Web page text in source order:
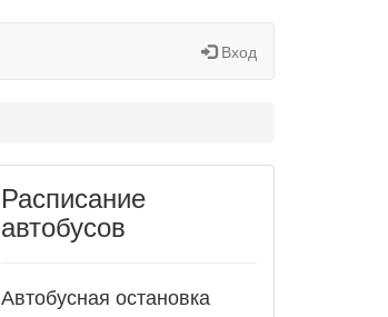
Вход
Расписание
автобусов
Автобусная остановка